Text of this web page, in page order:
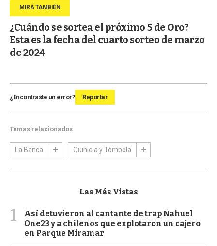
¿Cuándo se sortea el próximo 5 de Oro?
Esta es la fecha del cuarto sorteo de marzo
de 2024
¿Encontraste un error? Reportar
Temas relacionados
La Banca Quiniela y Tómbola
Las Más Vistas
1
Así detuvieron al cantante de trap Nahuel
One23 y a chilenos que explotaron un cajero
en Parque Miramar